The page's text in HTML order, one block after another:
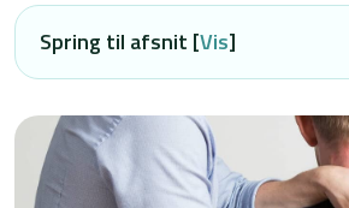
Spring til afsnit [Vis]